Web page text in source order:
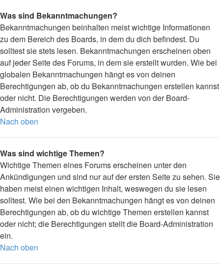
Was sind Bekanntmachungen?
Bekanntmachungen beinhalten meist wichtige Informationen
zu dem Bereich des Boards, in dem du dich befindest. Du
solltest sie stets lesen. Bekanntmachungen erscheinen oben
auf jeder Seite des Forums, in dem sie erstellt wurden. Wie bei
globalen Bekanntmachungen hängt es von deinen
Berechtigungen ab, ob du Bekanntmachungen erstellen kannst
oder nicht. Die Berechtigungen werden von der Board-
Administration vergeben.
Nach oben
Was sind wichtige Themen?
Wichtige Themen eines Forums erscheinen unter den
Ankündigungen und sind nur auf der ersten Seite zu sehen. Sie
haben meist einen wichtigen Inhalt, weswegen du sie lesen
solltest. Wie bei den Bekanntmachungen hängt es von deinen
Berechtigungen ab, ob du wichtige Themen erstellen kannst
oder nicht; die Berechtigungen stellt die Board-Administration
ein.
Nach oben